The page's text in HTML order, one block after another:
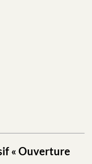
« Ouverture